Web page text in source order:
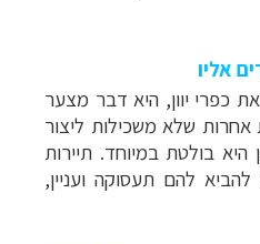
אליו
כפרי יוון, היא דבר מצער
אחרות שלא משכילות ליצור
בולטת במיוחד. תיירות
להם תעסוקה ועניין,